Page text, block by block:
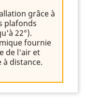
grâce à
plafonds
22°).
fournie
de l'air et
distance.